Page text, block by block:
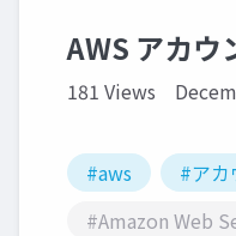
AWS アカウ
181 Views
#aws #アカ
#Amazon Web